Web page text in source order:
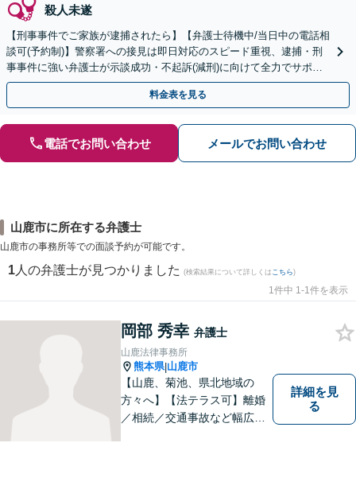
殺人未遂
【刑事事件でご家族が逮捕されたら】【弁護士待機中/当日中の電話相
談可(予約制)】警察署への接見は即日対応のスピード重視、逮捕・刑
事事件に強い弁護士が示談成功・不起訴(減刑)に向けて全力でサポー
トします。【加害者側の相談専門】
料金表を見る
電話でお問い合わせ メールでお問い合わせ
山鹿市に所在する弁護士
山鹿市の事務所等での面談予約が可能です。
1 人の弁護士が見つかりました (検索結果について詳しくは こちら)
1件中 1-1件を表示
岡部 秀幸 弁護士
山鹿法律事務所
熊本県|山鹿市
【山鹿、菊池、県北地域の
方々へ】【法テラス可】離婚
／相続／交通事故など幅広く
詳細を見
る